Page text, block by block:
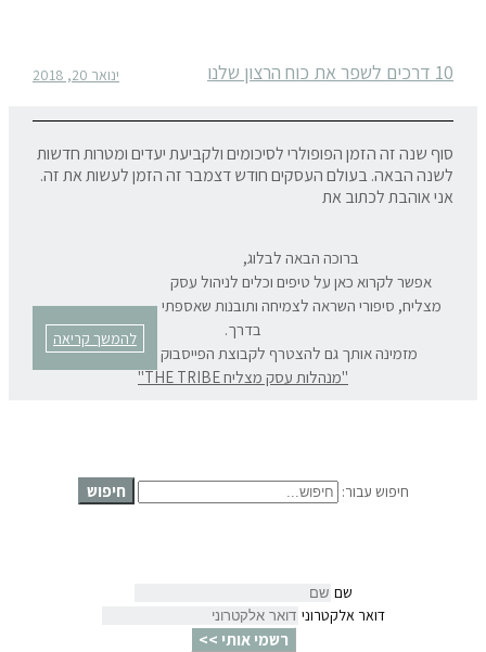
10 דרכים לשפר את כוח הרצון שלנו ינואר 20, 2018
סוף שנה זה הזמן הפופולרי לסיכומים ולקביעת יעדים ומטרות חדשות
לשנה הבאה. בעולם העסקים חודש דצמבר זה הזמן לעשות את זה.
אני אוהבת לכתוב את
להמשך קריאה
ברוכה הבאה לבלוג,
אפשר לקרוא כאן על טיפים וכלים לניהול עסק
מצליח, סיפורי השראה לצמיחה ותובנות שאספתי
בדרך.
מזמינה אותך גם להצטרף לקבוצת הפייסבוק המרתקת שלנו:
"מנהלות עסק מצליח THE TRIBE"
חיפוש עבור: חיפוש
שם
דואר אלקטרוני
רשמי אותי >>